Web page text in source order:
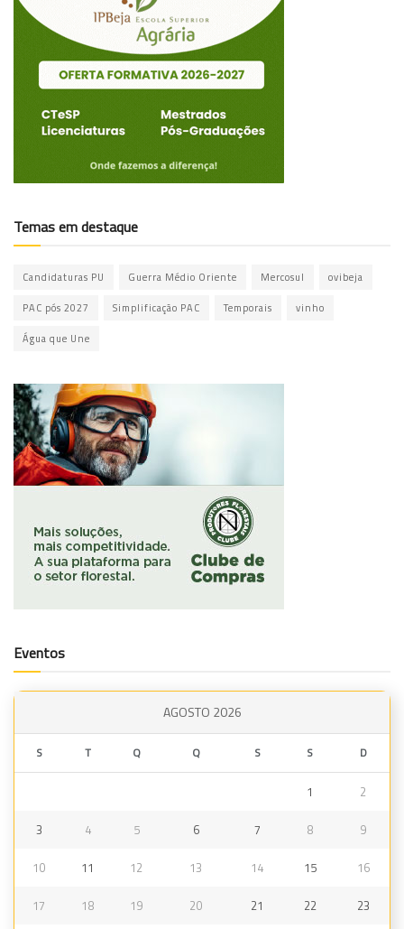
Temas em destaque
Candidaturas PU Guerra Médio Oriente Mercosul ovibeja
PAC pós 2027 Simplificação PAC Temporais vinho
Água que Une
Eventos
AGOSTO 2026
S T Q Q S S D
1 2
3 4 5 6 7 8 9
10 11 12 13 14 15 16
17 18 19 20 21 22 23